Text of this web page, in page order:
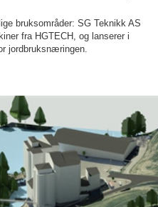
bruksområder: SG Teknikk AS
fra HGTECH, og lanserer i
jordbruksnæringen.